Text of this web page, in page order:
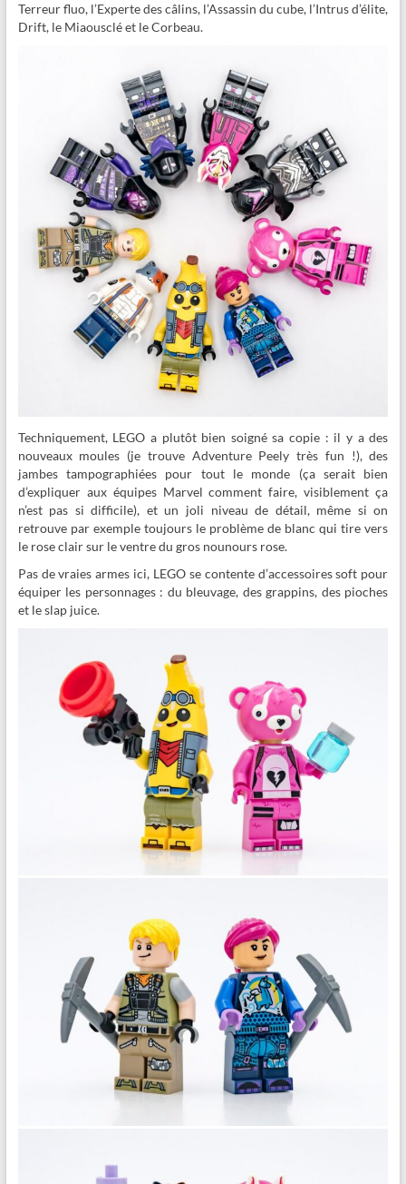
Terreur fluo, l’Experte des câlins, l’Assassin du cube, l’Intrus d’élite,
Drift, le Miaousclé et le Corbeau.
Techniquement, LEGO a plutôt bien soigné sa copie : il y a des
nouveaux moules (je trouve Adventure Peely très fun !), des
jambes tampographiées pour tout le monde (ça serait bien
d’expliquer aux équipes Marvel comment faire, visiblement ça
n’est pas si difficile), et un joli niveau de détail, même si on
retrouve par exemple toujours le problème de blanc qui tire vers
le rose clair sur le ventre du gros nounours rose.
Pas de vraies armes ici, LEGO se contente d’accessoires soft pour
équiper les personnages : du bleuvage, des grappins, des pioches
et le slap juice.